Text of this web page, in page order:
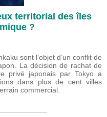
territorial des îles
?
sont l’objet d’un conflit de
La décision de rachat de
privé japonais par Tokyo a
dans plus de cent villes
commercial.